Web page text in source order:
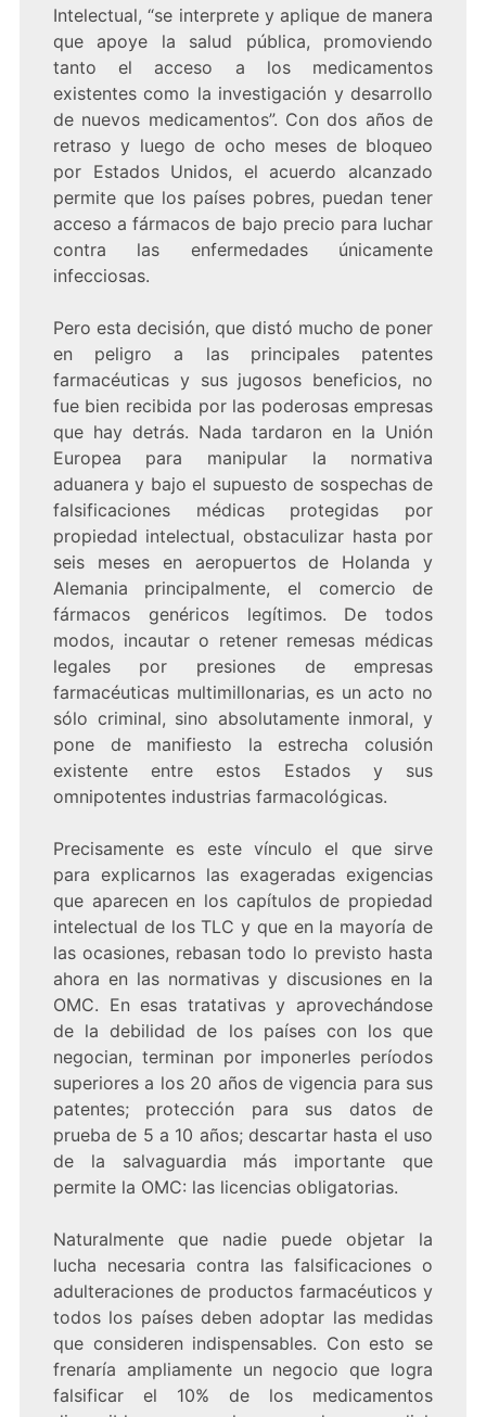
Intelectual, “se interprete y aplique de manera
que apoye la salud pública, promoviendo
tanto el acceso a los medicamentos
existentes como la investigación y desarrollo
de nuevos medicamentos”. Con dos años de
retraso y luego de ocho meses de bloqueo
por Estados Unidos, el acuerdo alcanzado
permite que los países pobres, puedan tener
acceso a fármacos de bajo precio para luchar
contra las enfermedades únicamente
infecciosas.
Pero esta decisión, que distó mucho de poner
en peligro a las principales patentes
farmacéuticas y sus jugosos beneficios, no
fue bien recibida por las poderosas empresas
que hay detrás. Nada tardaron en la Unión
Europea para manipular la normativa
aduanera y bajo el supuesto de sospechas de
falsificaciones médicas protegidas por
propiedad intelectual, obstaculizar hasta por
seis meses en aeropuertos de Holanda y
Alemania principalmente, el comercio de
fármacos genéricos legítimos. De todos
modos, incautar o retener remesas médicas
legales por presiones de empresas
farmacéuticas multimillonarias, es un acto no
sólo criminal, sino absolutamente inmoral, y
pone de manifiesto la estrecha colusión
existente entre estos Estados y sus
omnipotentes industrias farmacológicas.
Precisamente es este vínculo el que sirve
para explicarnos las exageradas exigencias
que aparecen en los capítulos de propiedad
intelectual de los TLC y que en la mayoría de
las ocasiones, rebasan todo lo previsto hasta
ahora en las normativas y discusiones en la
OMC. En esas tratativas y aprovechándose
de la debilidad de los países con los que
negocian, terminan por imponerles períodos
superiores a los 20 años de vigencia para sus
patentes; protección para sus datos de
prueba de 5 a 10 años; descartar hasta el uso
de la salvaguardia más importante que
permite la OMC: las licencias obligatorias.
Naturalmente que nadie puede objetar la
lucha necesaria contra las falsificaciones o
adulteraciones de productos farmacéuticos y
todos los países deben adoptar las medidas
que consideren indispensables. Con esto se
frenaría ampliamente un negocio que logra
falsificar el 10% de los medicamentos